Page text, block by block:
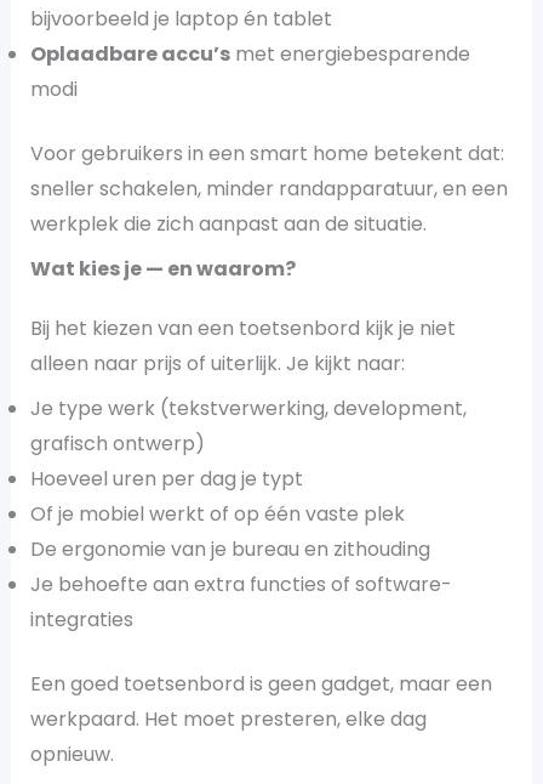
bijvoorbeeld je laptop én tablet
Oplaadbare accu’smet energiebesparende
modi
Voor gebruikers in een smart home betekent dat:
sneller schakelen, minder randapparatuur, en een
werkplek die zich aanpast aan de situatie.
Wat kies je — en waarom?
Bij het kiezen van een toetsenbord kijk je niet
alleen naar prijs of uiterlijk. Je kijkt naar:
Je type werk (tekstverwerking, development,
grafisch ontwerp)
Hoeveel uren per dag je typt
Of je mobiel werkt of op één vaste plek
De ergonomie van je bureau en zithouding
Je behoefte aan extra functies of software-
integraties
Een goed toetsenbord is geen gadget, maar een
werkpaard. Het moet presteren, elke dag
opnieuw.